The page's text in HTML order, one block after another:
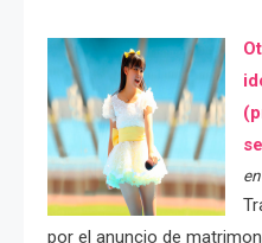
por el anuncio de